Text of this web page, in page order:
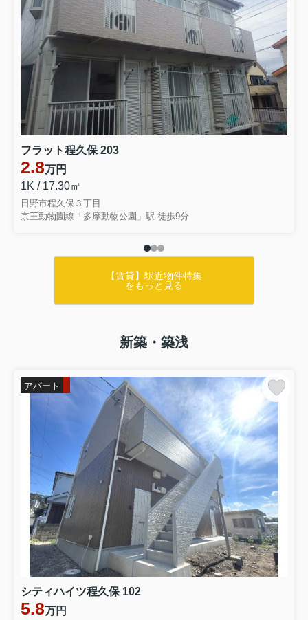
フラット程久保 203
2.8万円
1K / 17.30㎡
日野市程久保３丁目
京王動物園線「多摩動物公園」駅 徒歩9分
【賃貸】駅近物件特集
をもっと見る
新築・築浅
アパート
シティハイツ程久保 102
5.8万円